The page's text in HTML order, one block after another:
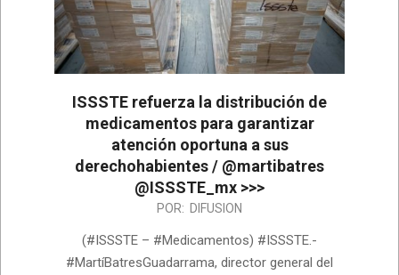
ISSSTE refuerza la distribución de
medicamentos para garantizar
atención oportuna a sus
derechohabientes / @martibatres
@ISSSTE_mx >>>
POR: DIFUSION
(#ISSSTE – #Medicamentos) #ISSSTE.-
#MartíBatresGuadarrama, director general del